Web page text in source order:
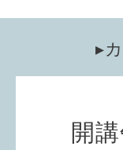
▸
開